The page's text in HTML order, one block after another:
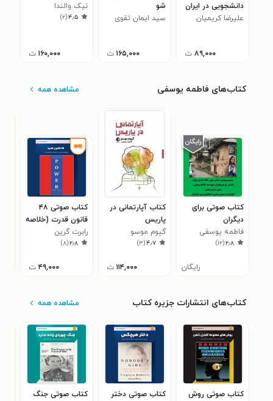
دانشجویی در ایران
علیرضا کریمیان
۸۹,۰۰۰ ت
شو
سید ایمان تقوی
۱۶۵,۰۰۰ ت
نیک والندا
۴٫۵(۲)
۱۶۰,۰۰۰ ت
کتاب‌های فاطمه یوسفی مشاهده همه
کتاب صوتی برای
دیگران
فاطمه یوسفی
۲٫۸(۱۲)
رایگان
کتاب آپارتمانی در
پاریس
گیوم موسو
۴٫۷(۳)
۱۱۴,۰۰۰ ت
کتاب صوتی ۴۸
قانون قدرت (خلاصه
کتاب)
رابرت گرین
۲٫۸(۸)
۴۹,۰۰۰ ت
کتاب‌های انتشارات جزیره کتاب مشاهده همه
کتاب صوتی دختر
کتاب صوتی جنگ